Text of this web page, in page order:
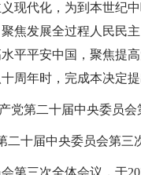
现代化，为到本世纪
焦发展全过程人民民
平平安中国，聚焦提
周年时，完成本决定
党第二十届中央委员
二十届中央委员会第三
第三次全体会议，于